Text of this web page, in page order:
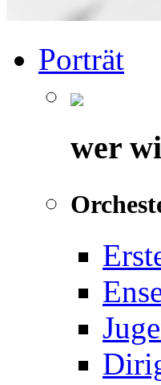
Porträt
wer